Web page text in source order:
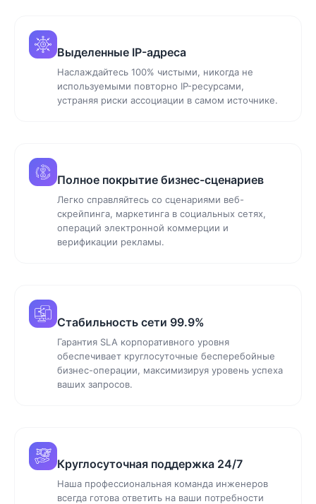
Выделенные IP-адреса
Наслаждайтесь 100% чистыми, никогда не
используемыми повторно IP-ресурсами,
устраняя риски ассоциации в самом источнике.
Полное покрытие бизнес-сценариев
Легко справляйтесь со сценариями веб-
скрейпинга, маркетинга в социальных сетях,
операций электронной коммерции и
верификации рекламы.
Стабильность сети 99.9%
Гарантия SLA корпоративного уровня
обеспечивает круглосуточные бесперебойные
бизнес-операции, максимизируя уровень успеха
ваших запросов.
Круглосуточная поддержка 24/7
Наша профессиональная команда инженеров
всегда готова ответить на ваши потребности